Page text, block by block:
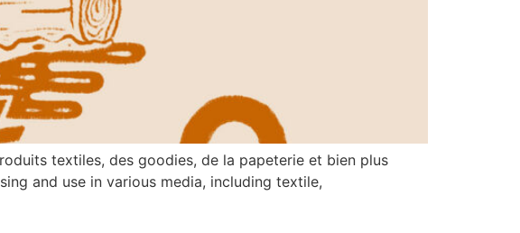
textiles, des goodies, de la papeterie et bien plus
and use in various media, including textile,